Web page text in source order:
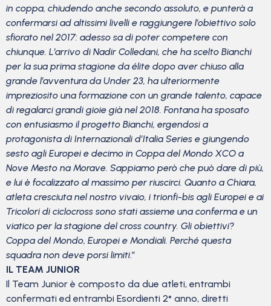
in coppa, chiudendo anche secondo assoluto, e punterà a
confermarsi ad altissimi livelli e raggiungere l’obiettivo solo
sfiorato nel 2017: adesso sa di poter competere con
chiunque. L’arrivo di Nadir Colledani, che ha scelto Bianchi
per la sua prima stagione da élite dopo aver chiuso alla
grande l’avventura da Under 23, ha ulteriormente
impreziosito una formazione con un grande talento, capace
di regalarci grandi gioie già nel 2018. Fontana ha sposato
con entusiasmo il progetto Bianchi, ergendosi a
protagonista di Internazionali d’Italia Series e giungendo
sesto agli Europei e decimo in Coppa del Mondo XCO a
Nove Mesto na Morave. Sappiamo però che può dare di più,
e lui è focalizzato al massimo per riuscirci. Quanto a Chiara,
atleta cresciuta nel nostro vivaio, i trionfi-bis agli Europei e ai
Tricolori di ciclocross sono stati assieme una conferma e un
viatico per la stagione del cross country. Gli obiettivi?
Coppa del Mondo, Europei e Mondiali. Perché questa
squadra non deve porsi limiti.”
IL TEAM JUNIOR
Il Team Junior è composto da due atleti, entrambi
confermati ed entrambi Esordienti 2° anno, diretti